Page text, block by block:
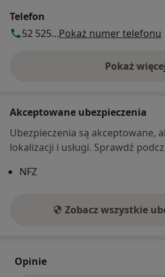
Telefon
52 525...Pokaż numer telefonu
Pokażo
Akceptowane ubezpieczenia
Ubezpieczenia są akceptowane,
lokalizacji i usługi. Sprawdź
NFZ
Zobacz wszystkie
Opinie